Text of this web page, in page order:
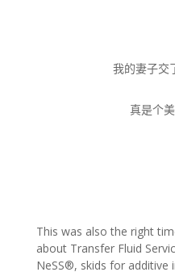
我的妻子交
真是个
This was also the right
about Transfer Fluid
NeSS®, skids for additive